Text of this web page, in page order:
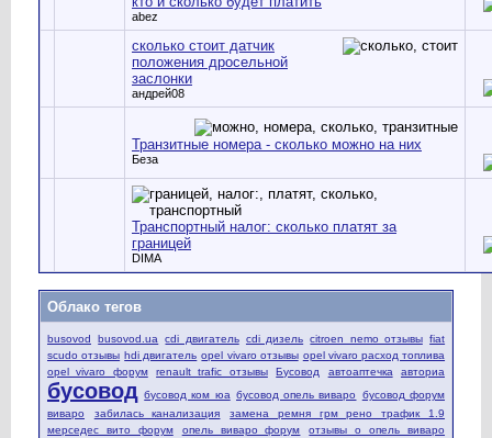
abez
сколько стоит датчик
положения дросельной
заслонки
андрей08
Транзитные номера - сколько можно на них
Беза
Транспортный налог: сколько платят за
границей
DIMA
Облако тегов
busovod busovod.ua cdi двигатель cdi дизель citroen nemo отзывы fiat
scudo отзывы hdi двигатель opel vivaro отзывы opel vivaro расход топлива
opel vivaro форум
renault trafic отзывы Бусовод автоаптечка авториа
бусовод бусовод ком юа бусовод опель виваро
бусовод форум
виваро
забилась канализация
замена ремня грм рено трафик 1.9
мерседес вито форум
опель виваро форум
отзывы о опель виваро